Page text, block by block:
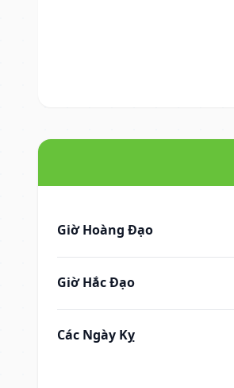
Giờ Hoàng Đạo
Giờ Hắc Đạo
Các Ngày Kỵ